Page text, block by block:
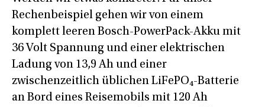
Rechenbeispiel gehen wir von einem
komplett leeren Bosch-PowerPack-Akku mit
36 Volt Spannung und einer elektrischen
Ladung von 13,9 Ah und einer
zwischenzeitlich üblichen LiFePO₄-Batterie
an Bord eines Reisemobils mit 120 Ah